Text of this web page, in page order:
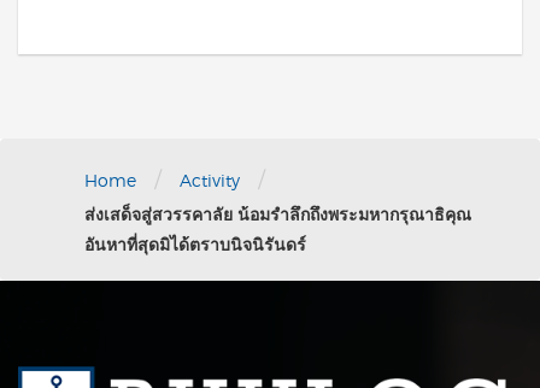
Home / Activity /
ส่งเสด็จสู่สวรรคาลัย น้อมรำลึกถึงพระมหากรุณาธิคุณ
อันหาที่สุดมิได้ตราบนิจนิรันดร์